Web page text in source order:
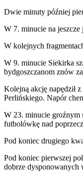
Dwie minuty później
W 7. minucie na
W kolejnych
W 9. minucie Siekirka
bydgoszczanom znów
Kolejną akcję napędził
Perlińskiego. Napór
W 23. minucie groźnym
futbolówkę nad
Pod koniec drugiego
Pod koniec pierwszej
dobrze dysponowanych